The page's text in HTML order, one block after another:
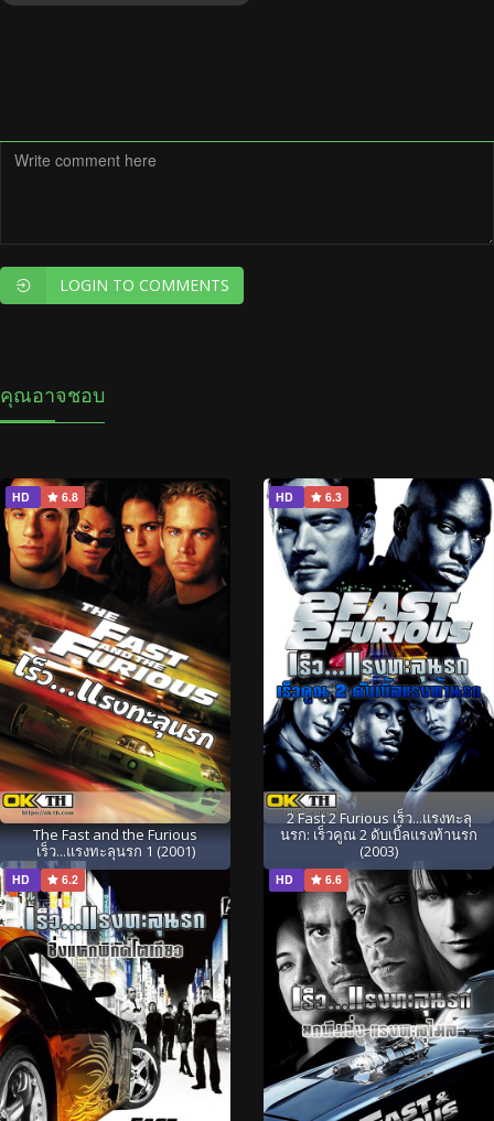
LOGIN TO COMMENTS
คุณอาจชอบ
HD 6.8
The Fast and the Furious
เร็ว...แรงทะลุนรก 1 (2001)
HD 6.3
2 Fast 2 Furious เร็ว...แรงทะลุ
นรก: เร็วคูณ 2 ดับเบิ้ลแรงท้านรก
(2003)
HD 6.2 HD 6.6